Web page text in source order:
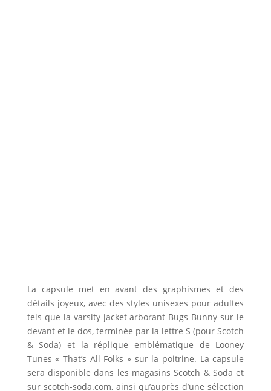
La capsule met en avant des graphismes et des
détails joyeux, avec des styles unisexes pour adultes
tels que la varsity jacket arborant Bugs Bunny sur le
devant et le dos, terminée par la lettre S (pour Scotch
& Soda) et la réplique emblématique de Looney
Tunes « That’s All Folks » sur la poitrine. La capsule
sera disponible dans les magasins Scotch & Soda et
sur scotch-soda.com, ainsi qu’auprès d’une sélection